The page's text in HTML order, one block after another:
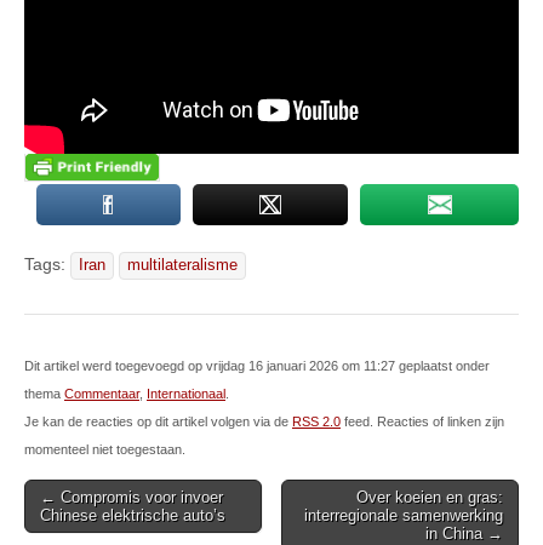
Tags: Iran multilateralisme
Dit artikel werd toegevoegd op vrijdag 16 januari 2026 om 11:27 geplaatst onder
thema Commentaar, Internationaal .
Je kan de reacties op dit artikel volgen via de RSS 2.0 feed. Reacties of linken zijn
momenteel niet toegestaan.
Post
navigation
← Compromis voor invoer
Chinese elektrische auto’s
Over koeien en gras:
interregionale samenwerking
in China →